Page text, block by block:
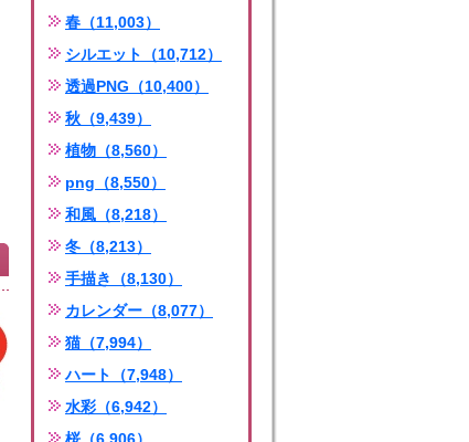
春（11,003）
シルエット（10,712）
透過PNG（10,400）
秋（9,439）
植物（8,560）
png（8,550）
和風（8,218）
冬（8,213）
手描き（8,130）
カレンダー（8,077）
猫（7,994）
ハート（7,948）
水彩（6,942）